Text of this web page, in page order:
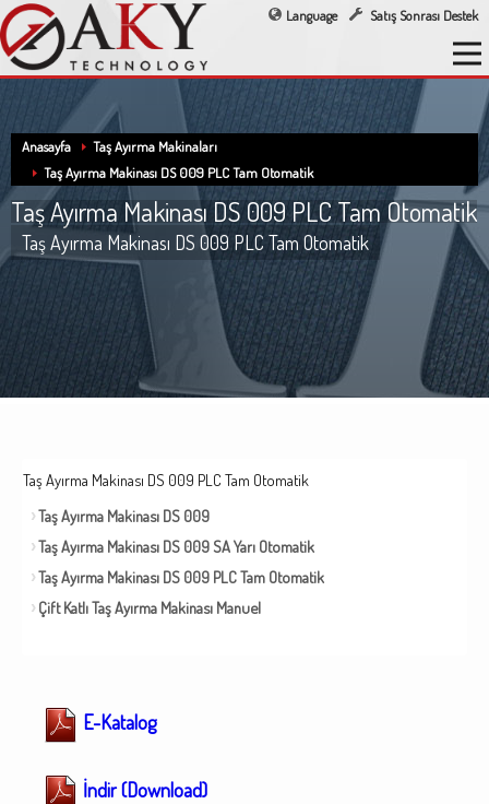
Language Satış Sonrası Destek
Anasayfa
Taş Ayırma Makinaları
Taş Ayırma Makinası DS 009 PLC Tam Otomatik
Taş Ayırma Makinası DS 009 PLC Tam Otomatik
Taş Ayırma Makinası DS 009 PLC Tam Otomatik
Taş Ayırma Makinası DS 009 PLC Tam Otomatik
Taş Ayırma Makinası DS 009
Taş Ayırma Makinası DS 009 SA Yarı Otomatik
Taş Ayırma Makinası DS 009 PLC Tam Otomatik
Çift Katlı Taş Ayırma Makinası Manuel
E-Katalog
İndir (Download)